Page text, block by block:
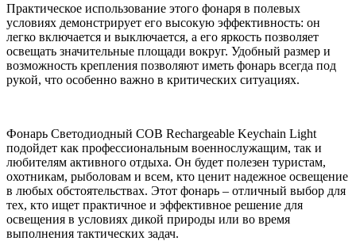
Практическое использование этого фонаря в полевых
условиях демонстрирует его высокую эффективность: он
легко включается и выключается, а его яркость позволяет
освещать значительные площади вокруг. Удобный размер и
возможность крепления позволяют иметь фонарь всегда под
рукой, что особенно важно в критических ситуациях.
Фонарь Светодиодный COB Rechargeable Keychain Light
подойдет как профессиональным военнослужащим, так и
любителям активного отдыха. Он будет полезен туристам,
охотникам, рыболовам и всем, кто ценит надежное освещение
в любых обстоятельствах. Этот фонарь – отличный выбор для
тех, кто ищет практичное и эффективное решение для
освещения в условиях дикой природы или во время
выполнения тактических задач.